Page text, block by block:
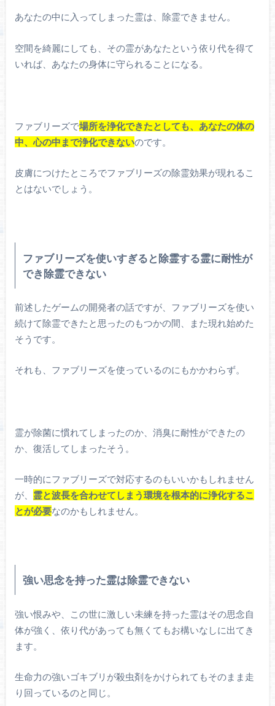
あなたの中に入ってしまった霊は、除霊できません。
空間を綺麗にしても、その霊があなたという依り代を得て
いれば、あなたの身体に守られることになる。
ファブリーズで場所を浄化できたとしても、あなたの体の
中、心の中まで浄化できないのです。
皮膚につけたところでファブリーズの除霊効果が現れるこ
とはないでしょう。
ファブリーズを使いすぎると除霊する霊に耐性が
でき除霊できない
前述したゲームの開発者の話ですが、ファブリーズを使い
続けて除霊できたと思ったのもつかの間、また現れ始めた
そうです。
それも、ファブリーズを使っているのにもかかわらず。
霊が除菌に慣れてしまったのか、消臭に耐性ができたの
か、復活してしまったそう。
一時的にファブリーズで対応するのもいいかもしれません
が、 霊と波長を合わせてしまう環境を根本的に浄化するこ
とが必要なのかもしれません。
強い思念を持った霊は除霊できない
強い恨みや、この世に激しい未練を持った霊はその思念自
体が強く、依り代があっても無くてもお構いなしに出てき
ます。
生命力の強いゴキブリが殺虫剤をかけられてもそのまま走
り回っているのと同じ。